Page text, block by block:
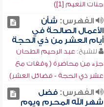
جنات النعيم [1])
الفهرس: شأن
الأعمال الصالحة في
أيام العشر من ذي الحجة
للشيخ: عبد الرحيم الطحان
جزء من محاضرة ( وقفات مع
عشر ذي الحجة - فضائل العشر)
الفهرس:فضل
شهر الله المحرم ويوم